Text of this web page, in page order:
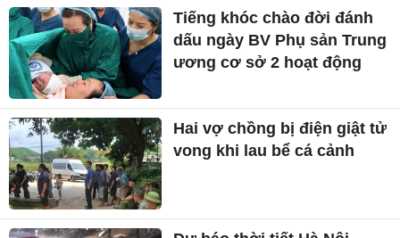
Tiếng khóc chào đời đánh
dấu ngày BV Phụ sản Trung
ương cơ sở 2 hoạt động
Hai vợ chồng bị điện giật tử
vong khi lau bể cá cảnh